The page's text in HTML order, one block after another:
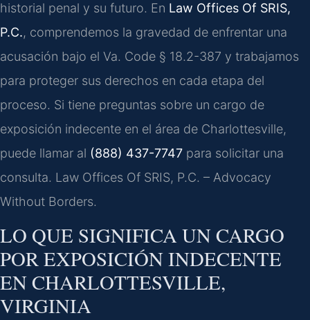
historial penal y su futuro. En Law Offices Of SRIS,
P.C., comprendemos la gravedad de enfrentar una
acusación bajo el Va. Code § 18.2-387 y trabajamos
para proteger sus derechos en cada etapa del
proceso. Si tiene preguntas sobre un cargo de
exposición indecente en el área de Charlottesville,
puede llamar al (888) 437-7747 para solicitar una
consulta. Law Offices Of SRIS, P.C. – Advocacy
Without Borders.
LO QUE SIGNIFICA UN CARGO
POR EXPOSICIÓN INDECENTE
EN CHARLOTTESVILLE,
VIRGINIA